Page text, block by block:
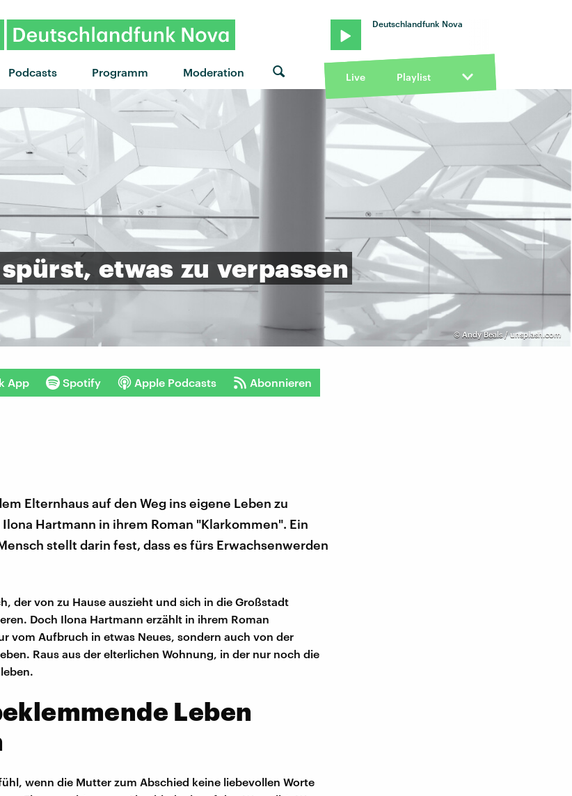
Podcasts Programm Moderation
Deutschlandfunk Nova
Live Playlist
© Andy Beals / unsplash.com
spürst, etwas zu verpassen
App Spotify Apple Podcasts Abonnieren
Elternhaus auf den Weg ins eigene Leben zu
Hartmann in ihrem Roman "Klarkommen". Ein
stellt darin fest, dass es fürs Erwachsenwerden
der von zu Hause auszieht und sich in die Großstadt
Doch Ilona Hartmann erzählt in ihrem Roman
vom Aufbruch in etwas Neues, sondern auch von der
Raus aus der elterlichen Wohnung, in der nur noch die
Leben
wenn die Mutter zum Abschied keine liebevollen Worte